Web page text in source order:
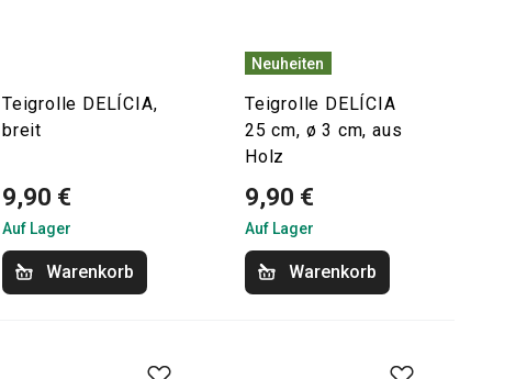
Teigrolle DELÍCIA,
breit
9,90 €
Auf Lager
Warenkorb
Neuheiten
Teigrolle DELÍCIA
25 cm, ø 3 cm, aus
Holz
9,90 €
Auf Lager
Warenkorb